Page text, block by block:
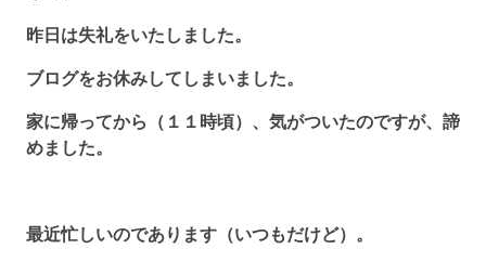
昨日は失礼をいたしました。
ブログをお休みしてしまいました。
家に帰ってから（１１時頃）、気がついたのですが、諦
めました。
最近忙しいのであります（いつもだけど）。